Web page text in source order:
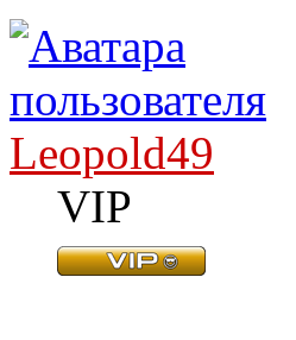
Leopold49
VIP